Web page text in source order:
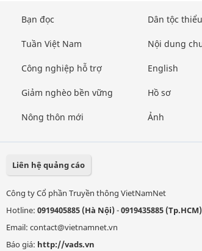
Bạn đọc
Tuần Việt Nam
Công nghiệp hỗ trợ
Giảm nghèo bền vững
Nông thôn mới
Dân tộc
Nội dung
English
Hồ sơ
Ảnh
Liên hệ quảng cáo
Công ty Cổ phần Truyền thông VietNamNet
Hotline: 0919405885 (Hà Nội)-0919435885 (Tp.HCM)
Email: contact@vietnamnet.vn
Báo giá: http://vads.vn